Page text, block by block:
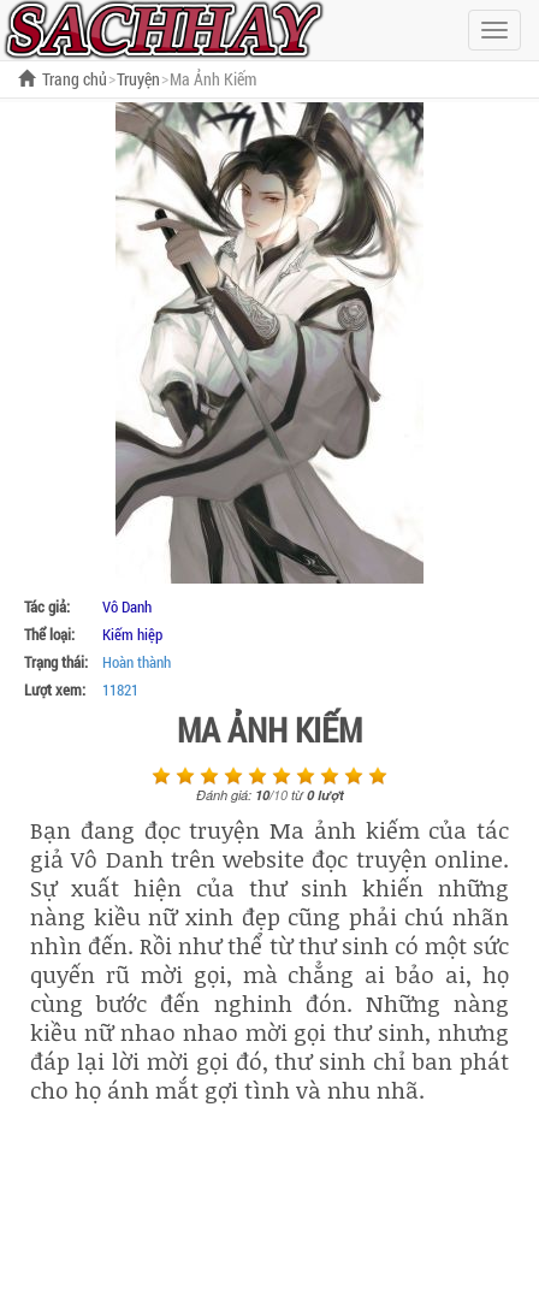
Hiện
menu
Trang chủ Truyện Ma Ảnh Kiếm
Tác giả:
Vô Danh
Thể loại:
Kiếm hiệp
Trạng thái:
Hoàn thành
Lượt xem:
11821
MA ẢNH KIẾM
Đánh giá: 10/10từ0lượt
Bạn đang đọc truyện Ma ảnh kiếm của tác
giả Vô Danh trên website đọc truyện online.
Sự xuất hiện của thư sinh khiến những
nàng kiều nữ xinh đẹp cũng phải chú nhãn
nhìn đến. Rồi như thể từ thư sinh có một sức
quyến rũ mời gọi, mà chẳng ai bảo ai, họ
cùng bước đến nghinh đón. Những nàng
kiều nữ nhao nhao mời gọi thư sinh, nhưng
đáp lại lời mời gọi đó, thư sinh chỉ ban phát
cho họ ánh mắt gợi tình và nhu nhã.